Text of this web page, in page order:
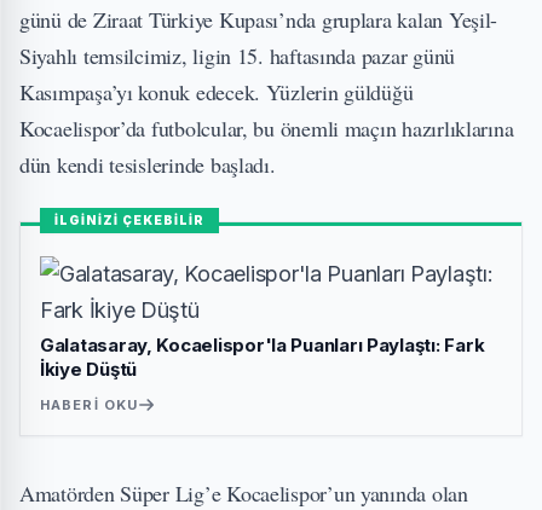
günü de Ziraat Türkiye Kupası’nda gruplara kalan Yeşil-
Siyahlı temsilcimiz, ligin 15. haftasında pazar günü
Kasımpaşa’yı konuk edecek. Yüzlerin güldüğü
Kocaelispor’da futbolcular, bu önemli maçın hazırlıklarına
dün kendi tesislerinde başladı.
İLGİNİZİ ÇEKEBİLİR
Galatasaray, Kocaelispor'la Puanları Paylaştı: Fark
İkiye Düştü
HABERI OKU
Amatörden Süper Lig’e Kocaelispor’un yanında olan